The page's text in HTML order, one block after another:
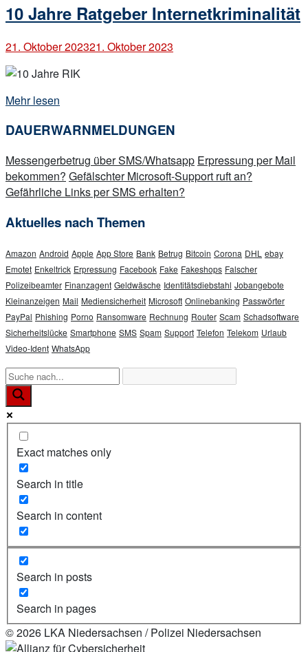
10 Jahre Ratgeber Internetkriminalität
21. Oktober 202321. Oktober 2023
„10
Ratgeber
Mehr lesen
DAUERWARNMELDUNGEN
Messengerbetrug über SMS/Whatsapp Erpressung per Mail
bekommen? Gefälschter Microsoft-Support ruft an?
Gefährliche Links per SMS erhalten?
Aktuelles nach Themen
Amazon Android Apple App Store Bank Betrug Bitcoin Corona DHL ebay
Emotet Enkeltrick Erpressung Facebook Fake Fakeshops Falscher
Polizeibeamter Finanzagent Geldwäsche Identitätsdiebstahl Jobangebote
Kleinanzeigen Mail Mediensicherheit Microsoft Onlinebanking Passwörter
PayPal Phishing Porno Ransomware Rechnung Router Scam Schadsoftware
Sicherheitslücke Smartphone SMS Spam Support Telefon Telekom Urlaub
Video-Ident WhatsApp
Exact matches only
Search in title
Search in content
Search in posts
Search in pages
© 2026 LKA Niedersachsen / Polizei Niedersachsen